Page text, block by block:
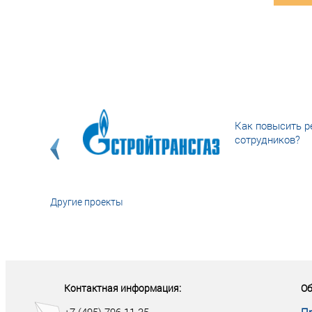
Как повысить
сотрудников?
Другие проекты
Контактная информация: